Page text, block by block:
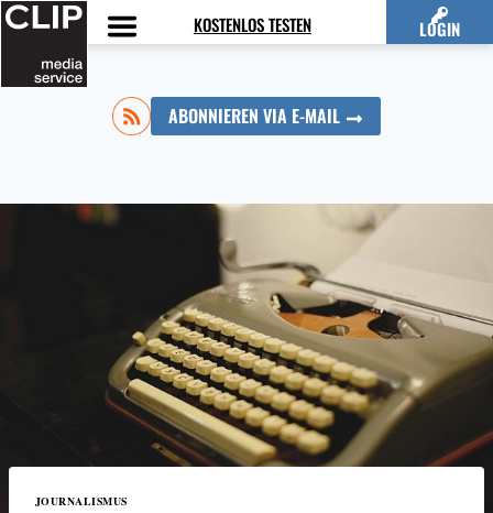
Zum
Inhalt
springen
KOSTENLOS TESTEN LOGIN
ABONNIEREN VIA E-MAIL
JOURNALISMUS